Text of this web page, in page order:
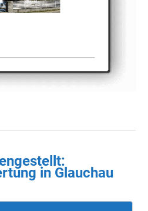
:
in Glauchau